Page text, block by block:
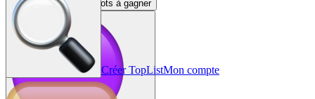
Lots à gagner
Créer TopListMon compte